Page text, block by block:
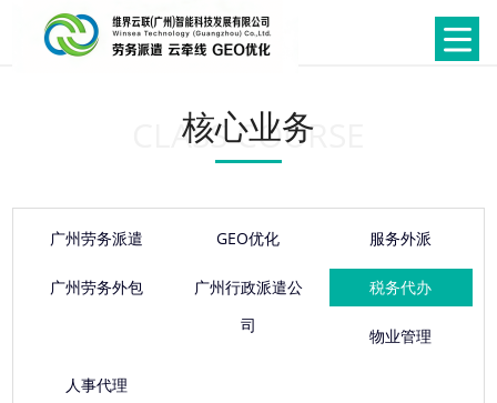
核心业务
CLASS COURSE
广州劳务派遣 GEO优化 服务外派
广州劳务外包
广州行政派遣公
司
税务代办
物业管理
人事代理